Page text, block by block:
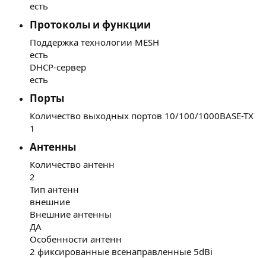
есть
Протоколы и функции​
Поддержка технологии MESH
есть
DHCP-сервер
есть
Порты​
Количество выходных портов 10/100/1000BASE-TX
1
Антенны​
Количество антенн
2
Тип антенн
внешние
Внешние антенны
ДА
Особенности антенн
2 фиксированные всенаправленные 5dBi